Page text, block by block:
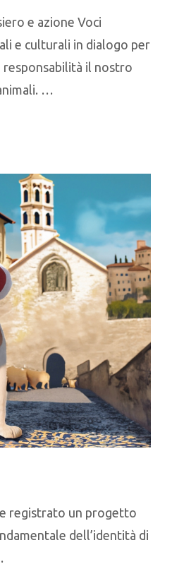
e azione Voci
e culturali in dialogo per
responsabilità il nostro
…
registrato un progetto
dell’identità di